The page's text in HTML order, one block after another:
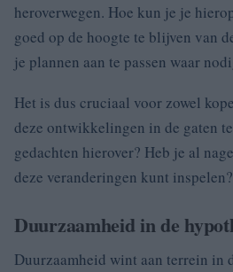
heroverwegen. Hoe kun je je
goed op de hoogte te blijven van
je plannen aan te passen waar
Het is dus cruciaal voor zowel
deze ontwikkelingen in de gaten
gedachten hierover? Heb je al
deze veranderingen kunt inspelen?
Duurzaamheid in de
Duurzaamheid wint aan terrein in